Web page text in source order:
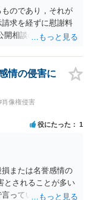
のであり，それが
求を経ずに慰謝料
開相談の場では回答
情の侵害に
肖像権侵害
役にたった 1
または名誉感情の
とされることが多い
っている点も加味